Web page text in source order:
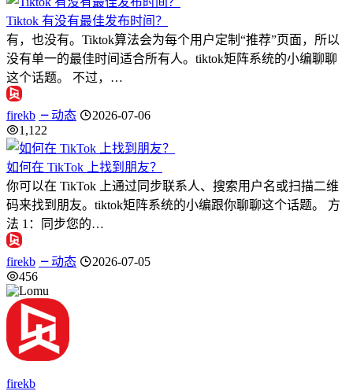
Tiktok 有没有最佳发布时间？
有，也没有。Tiktok算法会为每个用户定制“推荐”页面，所以
没有单一的最佳时间适合所有人。tiktok矩阵系统的小编聊聊
这个话题。 不过，…
firekb 动态
2026-07-06
1,122
如何在 TikTok 上找到朋友？
你可以在 TikTok 上通过同步联系人、搜索用户名或扫描二维
码来找到朋友。tiktok矩阵系统的小编跟你聊聊这个话题。 方
法 1：同步您的…
firekb 动态
2026-07-05
456
firekb